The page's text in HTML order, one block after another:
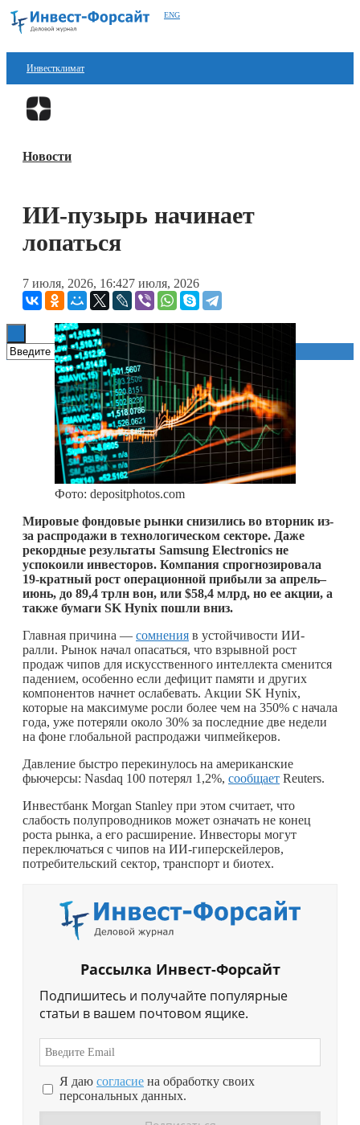
ENG
Инвестклимат
Финансы
Блокчейн
Книги
Новости
ИИ-пузырь начинает
лопаться
7 июля, 2026, 16:427 июля, 2026
Фото: depositphotos.com
Мировые фондовые рынки снизились во вторник из-
за распродажи в технологическом секторе. Даже
рекордные результаты Samsung Electronics не
успокоили инвесторов. Компания спрогнозировала
19-кратный рост операционной прибыли за апрель–
июнь, до 89,4 трлн вон, или $58,4 млрд, но ее акции, а
также бумаги SK Hynix пошли вниз.
Главная причина — сомнения в устойчивости ИИ-
ралли. Рынок начал опасаться, что взрывной рост
продаж чипов для искусственного интеллекта сменится
падением, особенно если дефицит памяти и других
компонентов начнет ослабевать. Акции SK Hynix,
которые на максимуме росли более чем на 350% с начала
года, уже потеряли около 30% за последние две недели
на фоне глобальной распродажи чипмейкеров.
Давление быстро перекинулось на американские
фьючерсы: Nasdaq 100 потерял 1,2%, сообщает Reuters.
Инвестбанк Morgan Stanley при этом считает, что
слабость полупроводников может означать не конец
роста рынка, а его расширение. Инвесторы могут
переключаться с чипов на ИИ-гиперскейлеров,
потребительский сектор, транспорт и биотех.
Рассылка Инвест-Форсайт
Подпишитесь и получайте популярные
статьи в вашем почтовом ящике.
Я даю согласие на обработку своих
персональных данных.